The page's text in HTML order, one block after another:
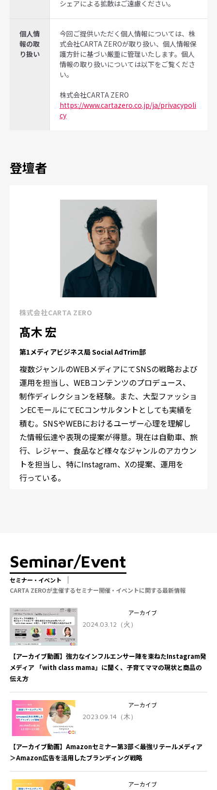
シェアによる拡散はご遠慮ください。
個人情
報の取
り扱い
今回ご提供いただく個人情報については、株
式会社CARTA ZEROが取り扱い、個人情報保
護方針に基づい厳重に管理いたします。個人
情報の取り扱いについては以下をご覧くださ
い。
株式会社CARTA ZERO
https://www.cartazero.co.jp/ja/privacypoli
cy
登壇者
株式会社CARTA ZERO
髙木 宏
第1メディアビジネス局 Social AdTrim部
複数ジャンルのWEBメディアにてSNSの戦略および
運用を担当し、 WEBコンテンツのプロデュース、
制作ディレクションを経験。また、大型ファッショ
ンECモールにてECコンサルタントとしても実績を
積む。 SNSやWEBにおけるユーザー心理を理解し
た情報伝達や表現の提案が得意。現在は自動車、旅
行、レジャー、食品など様々なジャンルのアカウン
トを担当し、特にInstagram、 Xの提案、運用を
行っている。
Seminar/Event
セミナー・イベント
CARTA ZEROが主催するセミナー開催・イベントに関する最新情報
アーカイブ
2024.03.12（火）
【アーカイブ動画】強力なインフルエンサー陣を束ねたInstagram発
メディア 「with class mama」に聞く、子育てママの現状と商品の
伝え方
アーカイブ
2023.09.14（木）
【アーカイブ動画】Amazonセミナー第3部＜最強リテールメディア
＞Amazon広告を活用したブランディング戦略
アーカイブ